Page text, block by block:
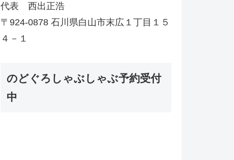
代表 西出正浩
〒924-0878 石川県白山市末広１丁目１５
４－１
のどぐろしゃぶしゃぶ予約受付
中